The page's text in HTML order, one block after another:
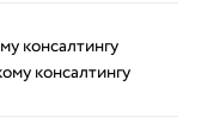
консалтингу
консалтингу